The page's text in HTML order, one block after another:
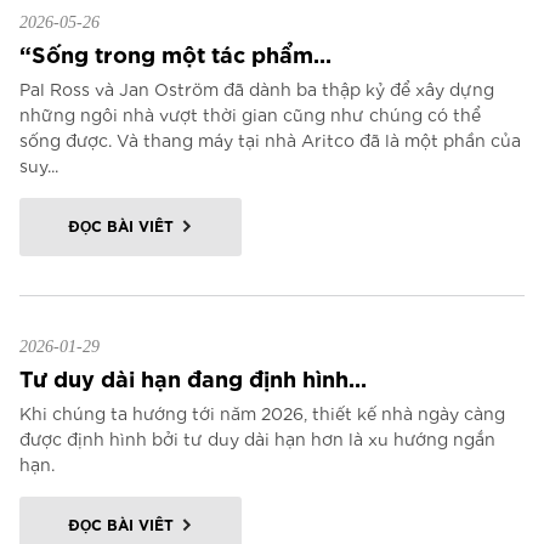
2026-05-26
“Sống trong một tác phẩm...
Pal Ross và Jan Oström đã dành ba thập kỷ để xây dựng
những ngôi nhà vượt thời gian cũng như chúng có thể
sống được. Và thang máy tại nhà Aritco đã là một phần của
suy...
ĐỌC BÀI VIẾT
2026-01-29
Tư duy dài hạn đang định hình...
Khi chúng ta hướng tới năm 2026, thiết kế nhà ngày càng
được định hình bởi tư duy dài hạn hơn là xu hướng ngắn
hạn.
ĐỌC BÀI VIẾT